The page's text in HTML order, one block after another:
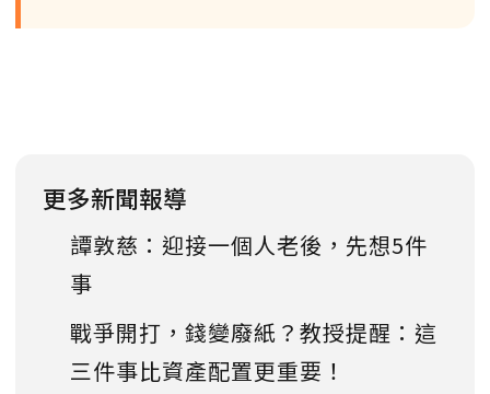
更多新聞報導
譚敦慈：迎接一個人老後，先想5件
事
戰爭開打，錢變廢紙？教授提醒：這
三件事比資產配置更重要！